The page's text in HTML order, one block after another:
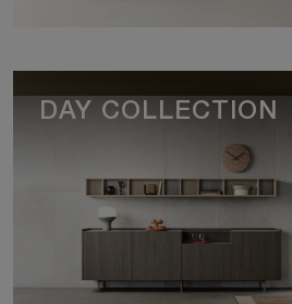
DAY COLLECTION